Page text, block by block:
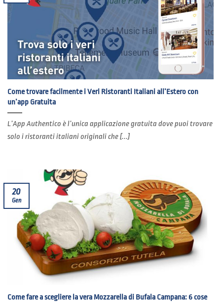
Come trovare facilmente i Veri Ristoranti Italiani all’Estero con
un’app Gratuita
L’App Authentico è l’unica applicazione gratuita dove puoi trovare
solo i ristoranti italiani originali che [...]
Come fare a scegliere la vera Mozzarella di Bufala Campana: 6 cose
20
Gen